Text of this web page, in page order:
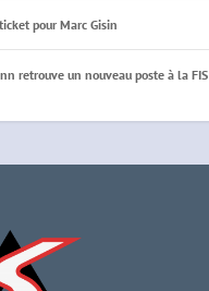
pour Marc Gisin
retrouve un nouveau poste à la FIS